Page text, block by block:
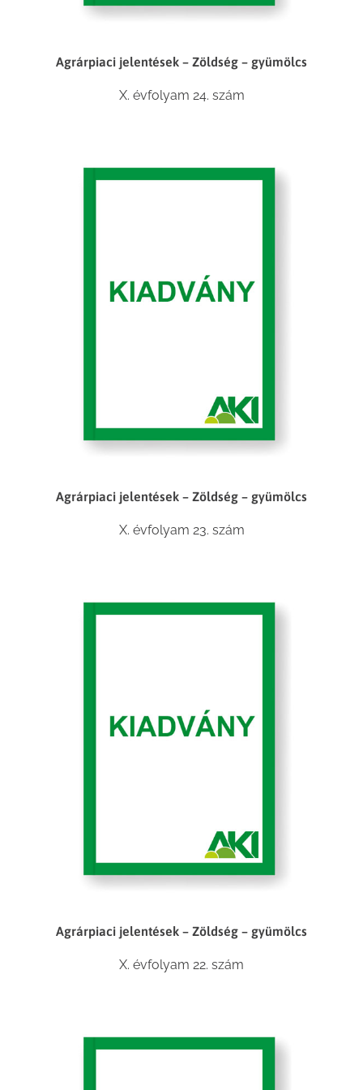
Agrárpiaci jelentések – Zöldség – gyümölcs
X. évfolyam 24. szám
Agrárpiaci jelentések – Zöldség – gyümölcs
X. évfolyam 23. szám
Agrárpiaci jelentések – Zöldség – gyümölcs
X. évfolyam 22. szám